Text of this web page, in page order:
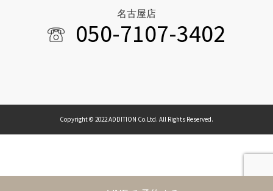
名古屋店
050-7107-3402
Copyright © 2022 ADDITION Co.Ltd. All Rights Reserved.